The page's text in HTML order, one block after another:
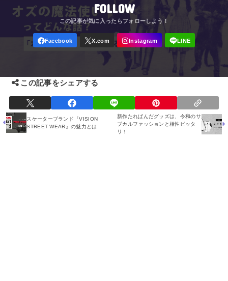
FOLLOW
この記事をシェアする
スケーターブランド『VISION
STREET WEAR』の魅力とは
新作たれぱんだグッズは、令和のサ
ブカルファッションと相性ピッタ
リ！